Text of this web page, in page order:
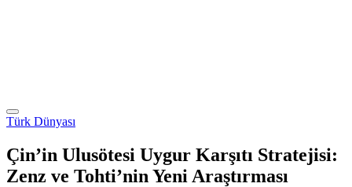
Türk Dünyası
Çin’in Ulusötesi Uygur Karşıtı Stratejisi:
Zenz ve Tohti’nin Yeni Araştırması